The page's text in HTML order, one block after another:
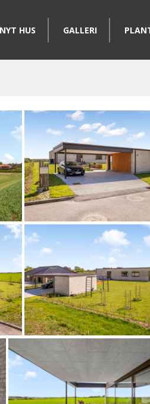
HUS GALLERI